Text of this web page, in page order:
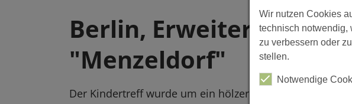
Berlin, Erweiterung
"Menzeldorf"
Der Kindertreff wurde um ein hölzernes Modulhaus
Wir nutzen Cookies
technisch notwendig,
zu verbessern oder
stellen.
Notwendige